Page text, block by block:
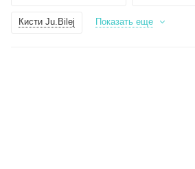
Кисти Ju.Bilej Показать еще